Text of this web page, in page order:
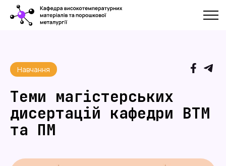
Навчання
Теми магістерських
дисертацій кафедри ВТМ
та ПМ